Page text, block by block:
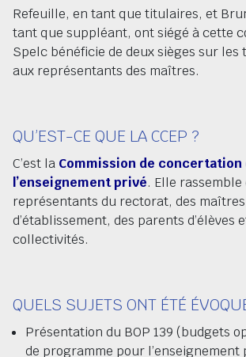
Refeuille, en tant que titulaires, et
tant que suppléant, ont siégé à cette
Spelc bénéficie de deux sièges sur
aux représentants des maîtres.
QU’EST-CE QUE LA CCEP ?
C’est la Commission de concertation
l’enseignement privé. Elle rassemble
représentants du rectorat, des
d’établissement, des parents d’élèves
collectivités.
QUELS SUJETS ONT ÉTÉ
Présentation du BOP 139 (budgets
de programme pour l’enseignement